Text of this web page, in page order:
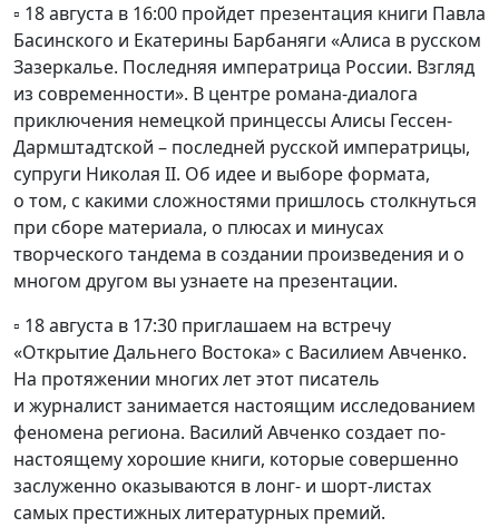
▫️ 18 августа в 16:00 пройдет презентация книги Павла
Басинского и Екатерины Барбаняги «Алиса в русском
Зазеркалье. Последняя императрица России. Взгляд
из современности». В центре романа-диалога
приключения немецкой принцессы Алисы Гессен-
Дармштадтской – последней русской императрицы,
супруги Николая II. Об идее и выборе формата,
о том, с какими сложностями пришлось столкнуться
при сборе материала, о плюсах и минусах
творческого тандема в создании произведения и о
многом другом вы узнаете на презентации.
▫️ 18 августа в 17:30 приглашаем на встречу
«Открытие Дальнего Востока» с Василием Авченко.
На протяжении многих лет этот писатель
и журналист занимается настоящим исследованием
феномена региона. Василий Авченко создает по-
настоящему хорошие книги, которые совершенно
заслуженно оказываются в лонг- и шорт-листах
самых престижных литературных премий.